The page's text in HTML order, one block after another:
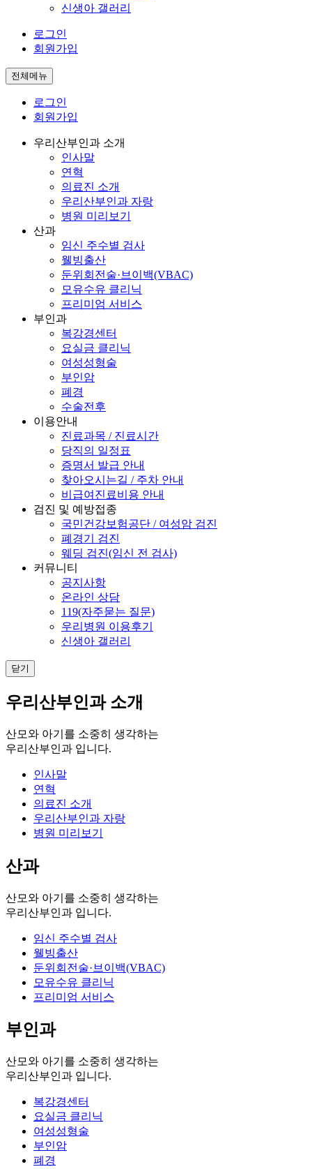
신생아 갤러리
로그인
회원가입
전체메뉴
로그인
회원가입
우리산부인과 소개
인사말
연혁
의료진 소개
우리산부인과 자랑
병원 미리보기
산과
임신 주수별 검사
웰빙출산
둔위회전술·브이백(VBAC)
모유수유 클리닉
프리미엄 서비스
부인과
복강경센터
요실금 클리닉
여성성형술
부인암
폐경
수술전후
이용안내
진료과목 / 진료시간
당직의 일정표
증명서 발급 안내
찾아오시는길 / 주차 안내
비급여진료비용 안내
검진 및 예방접종
국민건강보험공단 / 여성암 검진
폐경기 검진
웨딩 검진(임신 전 검사)
커뮤니티
공지사항
온라인 상담
119(자주묻는 질문)
우리병원 이용후기
신생아 갤러리
닫기
우리산부인과 소개
산모와 아기를 소중히 생각하는
우리산부인과 입니다.
인사말
연혁
의료진 소개
우리산부인과 자랑
병원 미리보기
산과
산모와 아기를 소중히 생각하는
우리산부인과 입니다.
임신 주수별 검사
웰빙출산
둔위회전술·브이백(VBAC)
모유수유 클리닉
프리미엄 서비스
부인과
산모와 아기를 소중히 생각하는
우리산부인과 입니다.
복강경센터
요실금 클리닉
여성성형술
부인암
폐경